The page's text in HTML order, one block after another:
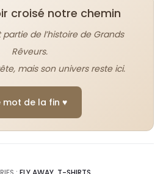
croisé notre chemin
de l’histoire de Grands
Rêveurs.
mais son univers reste ici.
mot de la fin ♥